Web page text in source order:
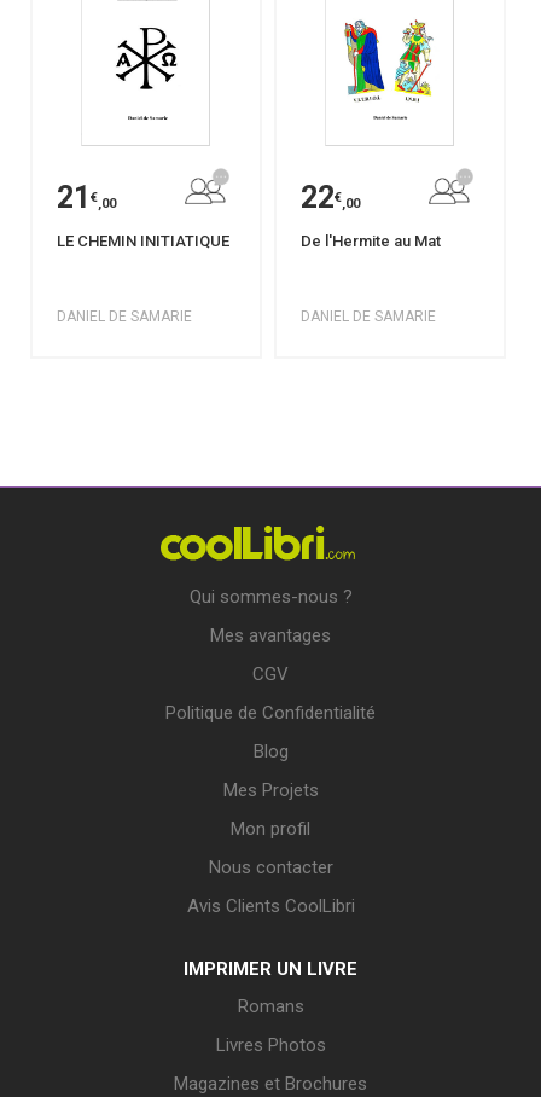
21 €,00
LE CHEMIN INITIATIQUE
DANIEL DE SAMARIE
22€,00
De l'Hermite au Mat
DANIEL DE SAMARIE
Qui sommes-nous ?
Mes avantages
CGV
Politique de Confidentialité
Blog
Mes Projets
Mon profil
Nous contacter
Avis Clients CoolLibri
IMPRIMER UN LIVRE
Romans
Livres Photos
Magazines et Brochures